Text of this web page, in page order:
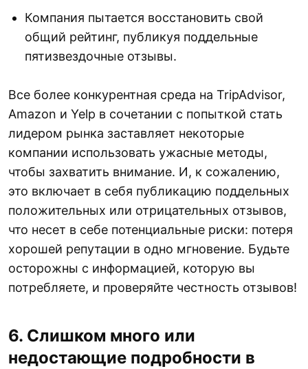
Компания пытается восстановить свой
общий рейтинг, публикуя поддельные
пятизвездочные отзывы.
Все более конкурентная среда на TripAdvisor,
Amazon и Yelp в сочетании с попыткой стать
лидером рынка заставляет некоторые
компании использовать ужасные методы,
чтобы захватить внимание. И, к сожалению,
это включает в себя публикацию поддельных
положительных или отрицательных отзывов,
что несет в себе потенциальные риски: потеря
хорошей репутации в одно мгновение. Будьте
осторожны с информацией, которую вы
потребляете, и проверяйте честность отзывов!
6. Слишком много или
недостающие подробности в